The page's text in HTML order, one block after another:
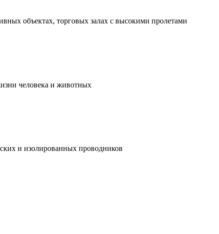
объектах, торговых залах с высокими пролетами
человека и животных
и изолированных проводников